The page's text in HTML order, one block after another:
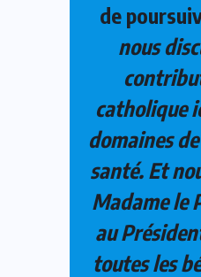
de
nous
catholique
domaines
santé. Et
Madame le
au
toutes les